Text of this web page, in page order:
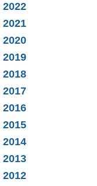
2022
2021
2020
2019
2018
2017
2016
2015
2014
2013
2012